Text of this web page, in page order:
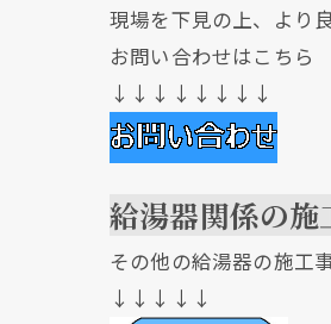
現場を下見の上、より
お問い合わせはこちら
↓↓↓↓↓↓↓↓
給湯器関係の施
その他の給湯器の施工
↓↓↓↓↓